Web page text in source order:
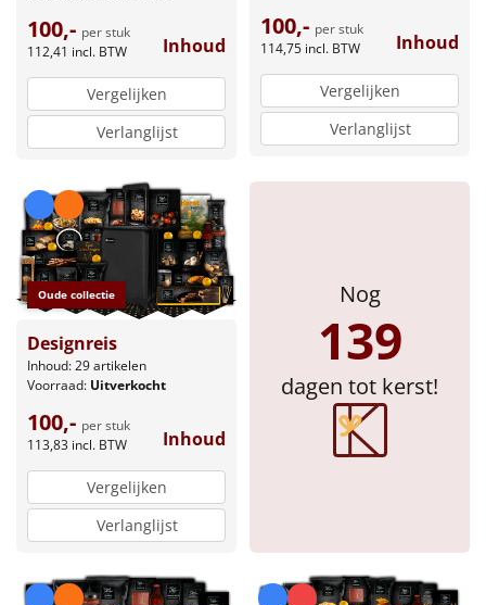
100,- per stuk
112,41 incl. BTW Inhoud
Vergelijken
Verlanglijst
100,- per stuk
114,75 incl. BTW Inhoud
Vergelijken
Verlanglijst
Oude collectie
Designreis
Inhoud: 29 artikelen
Voorraad: Uitverkocht
100,- per stuk
113,83 incl. BTW Inhoud
Vergelijken
Verlanglijst
Nog
139
dagen tot kerst!